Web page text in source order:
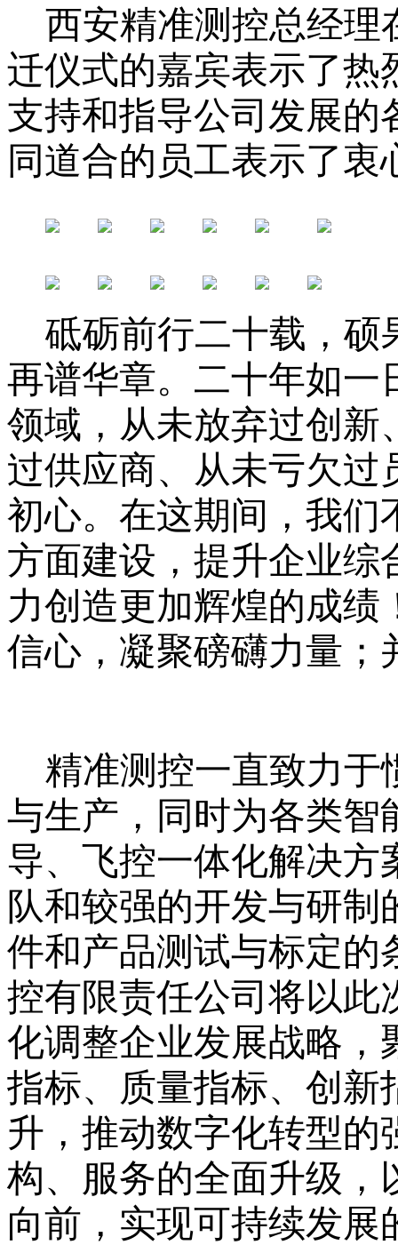
西安精准测控总经理
迁仪式的嘉宾表示了热
支持和指导公司发展的
同道合的员工表示了衷
砥砺前行二十载，硕
再谱华章。二十年如一
领域，从未放弃过创新
过供应商、从未亏欠过
初心。在这期间，我们
方面建设，提升企业综
力创造更加辉煌的成
信心，凝聚磅礴力量；
精准测控一直致力于
与生产，同时为各类智
导、飞控一体化解决方
队和较强的开发与研制
件和产品测试与标定的
控有限责任公司将以此
化调整企业发展战略
指标、质量指标、创新
升 ，推动数字化转型的
构、服务的全面升级 ，
向前 ， 实现可持续发展